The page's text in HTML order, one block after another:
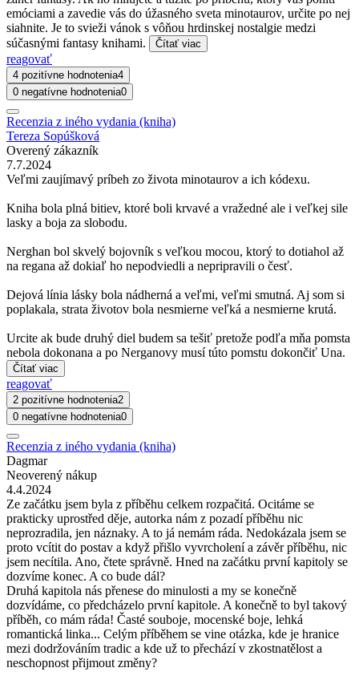
emóciami a zavedie vás do úžasného sveta minotaurov, určite po nej
siahnite. Je to svieži vánok s vôňou hrdinskej nostalgie medzi
súčasnými fantasy knihami.
Čítať viac
reagovať
4 pozitívne hodnotenia4
0 negatívne hodnotenia0
Recenzia z iného vydania (kniha)
Tereza Sopúšková
Overený zákazník
7.7.2024
Veľmi zaujímavý príbeh zo života minotaurov a ich kódexu.
Kniha bola plná bitiev, ktoré boli krvavé a vražedné ale i veľkej sile
lasky a boja za slobodu.
Nerghan bol skvelý bojovník s veľkou mocou, ktorý to dotiahol až
na regana až dokiaľ ho nepodviedli a nepripravili o česť.
Dejová línia lásky bola nádherná a veľmi, veľmi smutná. Aj som si
poplakala, strata životov bola nesmierne veľká a nesmierne krutá.
Urcite ak bude druhý diel budem sa tešiť pretože podľa mňa pomsta
nebola dokonana a po Nerganovy musí túto pomstu dokončiť Una.
Čítať viac
reagovať
2 pozitívne hodnotenia2
0 negatívne hodnotenia0
Recenzia z iného vydania (kniha)
Dagmar
Neoverený nákup
4.4.2024
Ze začátku jsem byla z příběhu celkem rozpačitá. Ocitáme se
prakticky uprostřed děje, autorka nám z pozadí příběhu nic
neprozradila, jen náznaky. A to já nemám ráda. Nedokázala jsem se
proto vcítit do postav a když přišlo vyvrcholení a závěr příběhu, nic
jsem necítila. Ano, čtete správně. Hned na začátku první kapitoly se
dozvíme konec. A co bude dál?
Druhá kapitola nás přenese do minulosti a my se konečně
dozvídáme, co předcházelo první kapitole. A konečně to byl takový
příběh, co mám ráda! Časté souboje, mocenské boje, lehká
romantická linka... Celým příběhem se vine otázka, kde je hranice
mezi dodržováním tradic a kde už to přechází v zkostnatělost a
neschopnost přijmout změny?